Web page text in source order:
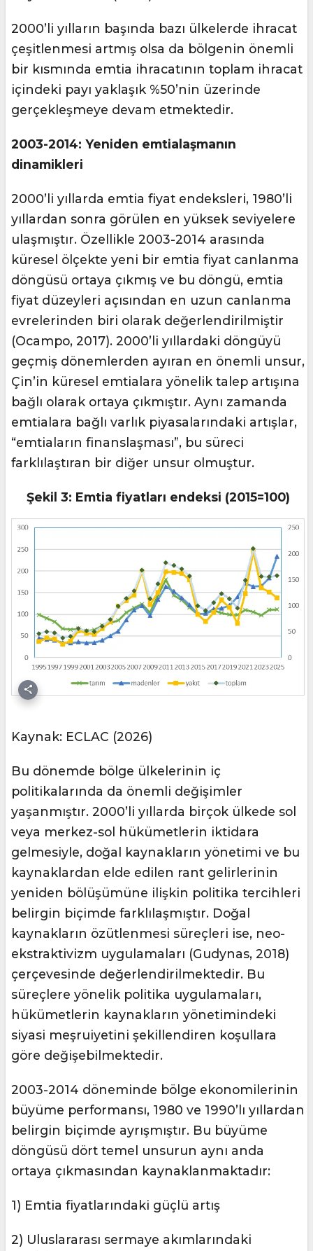
2000’li yılların başında bazı ülkelerde ihracat
çeşitlenmesi artmış olsa da bölgenin önemli
bir kısmında emtia ihracatının toplam ihracat
içindeki payı yaklaşık %50’nin üzerinde
gerçekleşmeye devam etmektedir.
2003-2014: Yeniden emtialaşmanın
dinamikleri
2000’li yıllarda emtia fiyat endeksleri, 1980’li
yıllardan sonra görülen en yüksek seviyelere
ulaşmıştır. Özellikle 2003-2014 arasında
küresel ölçekte yeni bir emtia fiyat canlanma
döngüsü ortaya çıkmış ve bu döngü, emtia
fiyat düzeyleri açısından en uzun canlanma
evrelerinden biri olarak değerlendirilmiştir
(Ocampo, 2017). 2000’li yıllardaki döngüyü
geçmiş dönemlerden ayıran en önemli unsur,
Çin’in küresel emtialara yönelik talep artışına
bağlı olarak ortaya çıkmıştır. Aynı zamanda
emtialara bağlı varlık piyasalarındaki artışlar,
“emtiaların finanslaşması”, bu süreci
farklılaştıran bir diğer unsur olmuştur.
Şekil 3: Emtia fiyatları endeksi (2015=100)
Kaynak: ECLAC (2026)
Bu dönemde bölge ülkelerinin iç
politikalarında da önemli değişimler
yaşanmıştır. 2000’li yıllarda birçok ülkede sol
veya merkez-sol hükümetlerin iktidara
gelmesiyle, doğal kaynakların yönetimi ve bu
kaynaklardan elde edilen rant gelirlerinin
yeniden bölüşümüne ilişkin politika tercihleri
belirgin biçimde farklılaşmıştır. Doğal
kaynakların özütlenmesi süreçleri ise, neo-
ekstraktivizm uygulamaları (Gudynas, 2018)
çerçevesinde değerlendirilmektedir. Bu
süreçlere yönelik politika uygulamaları,
hükümetlerin kaynakların yönetimindeki
siyasi meşruiyetini şekillendiren koşullara
göre değişebilmektedir.
2003-2014 döneminde bölge ekonomilerinin
büyüme performansı, 1980 ve 1990’lı yıllardan
belirgin biçimde ayrışmıştır. Bu büyüme
döngüsü dört temel unsurun aynı anda
ortaya çıkmasından kaynaklanmaktadır:
1) Emtia fiyatlarındaki güçlü artış
2) Uluslararası sermaye akımlarındaki